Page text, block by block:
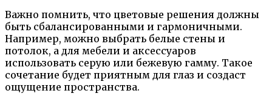
Важно помнить, что цветовые решения должны
быть сбалансированными и гармоничными.
Например, можно выбрать белые стены и
потолок, а для мебели и аксессуаров
использовать серую или бежевую гамму. Такое
сочетание будет приятным для глаз и создаст
ощущение пространства.